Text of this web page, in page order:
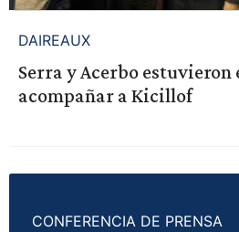
DAIREAUX
Serra y Acerbo
acompañar a Kicillof
CONFERENCIA DE PRENSA